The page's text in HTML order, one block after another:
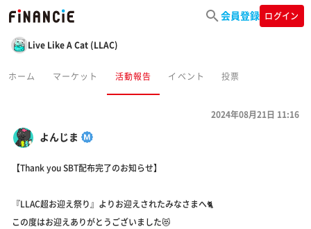
会員登録 ログイン
Live Like A Cat (LLAC)
ホーム マーケット 活動報告 イベント 投票
よんじま
2024年08月21日 11:16
【Thank you SBT配布完了のお知らせ】
『LLAC超お迎え祭り』よりお迎えされたみなさまへ🐈
この度はお迎えありがとうございました😻